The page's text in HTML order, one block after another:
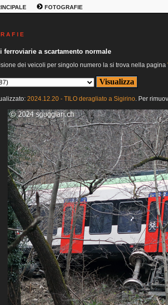
FOTOGRAFIE
A F I E
ferroviarie a scartamento normale
dei veicoli per singolo numero la si trova nella pagina
2024.12.20 - TILO deragliato a Sigirino. Per